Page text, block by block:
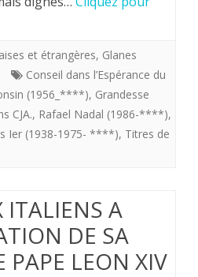
Premières
titres
de
d’Espagne.
et étrangères, Glanes
Conseil dans l’Espérance du
(1956_****), Grandesse
CJA., Rafael Nadal (1986-****),
Ier (1938-1975- ****), Titres de
ITALIENS A
DE SA
PAPE LEON XIV